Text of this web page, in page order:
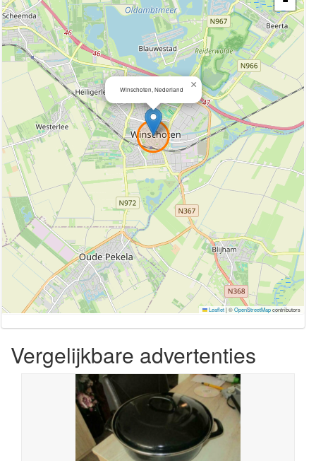
Winschoten, Nederland ×
Leaflet|©OpenStreetMapcontributors
Vergelijkbare advertenties